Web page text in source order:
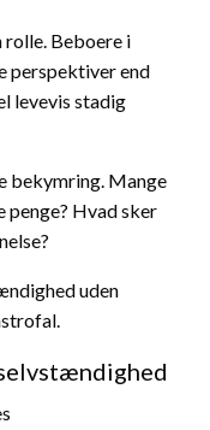
rolle. Beboere i
perspektiver end
levevis stadig
bekymring. Mange
penge? Hvad sker
uden